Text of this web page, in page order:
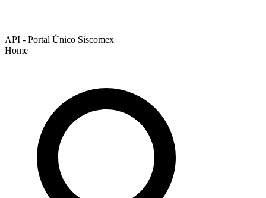
API - Portal Único Siscomex
Home